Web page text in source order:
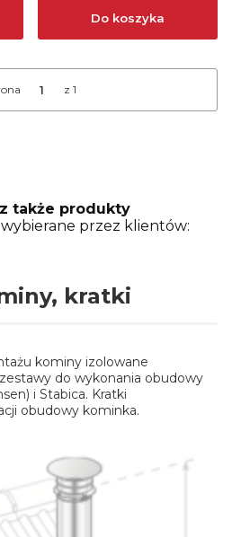
Do koszyka
z 1
także produkty
przez klientów:
kratki
kominy izolowane
do wykonania obudowy
i Stabica. Kratki
obudowy kominka.